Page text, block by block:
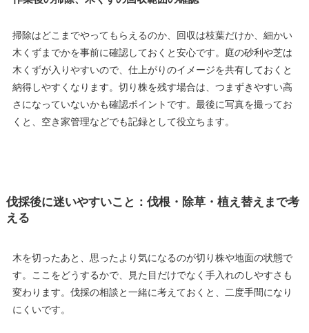
掃除はどこまでやってもらえるのか、回収は枝葉だけか、細かい
木くずまでかを事前に確認しておくと安心です。庭の砂利や芝は
木くずが入りやすいので、仕上がりのイメージを共有しておくと
納得しやすくなります。切り株を残す場合は、つまずきやすい高
さになっていないかも確認ポイントです。最後に写真を撮ってお
くと、空き家管理などでも記録として役立ちます。
伐採後に迷いやすいこと：伐根・除草・植え替えまで考
える
木を切ったあと、思ったより気になるのが切り株や地面の状態で
す。ここをどうするかで、見た目だけでなく手入れのしやすさも
変わります。伐採の相談と一緒に考えておくと、二度手間になり
にくいです。